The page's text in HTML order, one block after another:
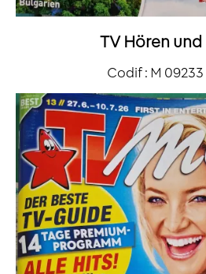
TV Hören und
Codif : M 09233